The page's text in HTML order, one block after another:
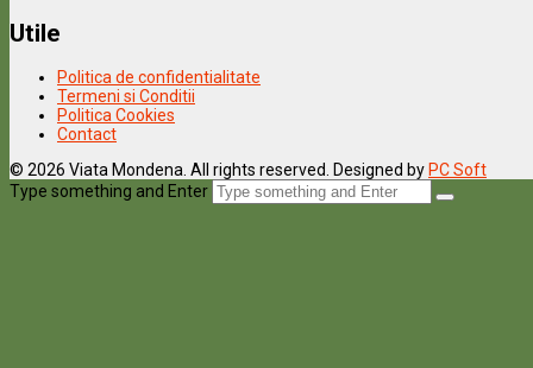
Utile
Politica de confidentialitate
Termeni si Conditii
Politica Cookies
Contact
© 2026 Viata Mondena. All rights reserved. Designed by PC Soft
Type something and Enter